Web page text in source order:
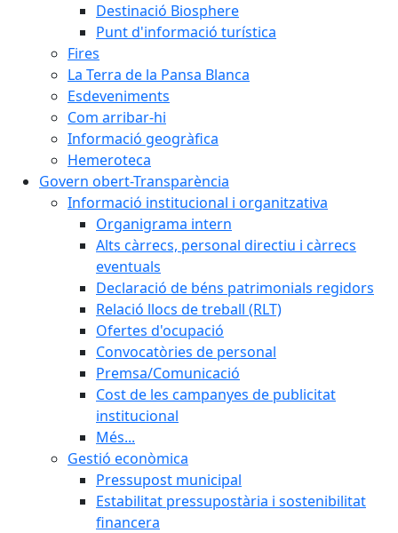
Destinació Biosphere
Punt d'informació turística
Fires
La Terra de la Pansa Blanca
Esdeveniments
Com arribar-hi
Informació geogràfica
Hemeroteca
Govern obert-Transparència
Informació institucional i organitzativa
Organigrama intern
Alts càrrecs, personal directiu i càrrecs
eventuals
Declaració de béns patrimonials regidors
Relació llocs de treball (RLT)
Ofertes d'ocupació
Convocatòries de personal
Premsa/Comunicació
Cost de les campanyes de publicitat
institucional
Més...
Gestió econòmica
Pressupost municipal
Estabilitat pressupostària i sostenibilitat
financera